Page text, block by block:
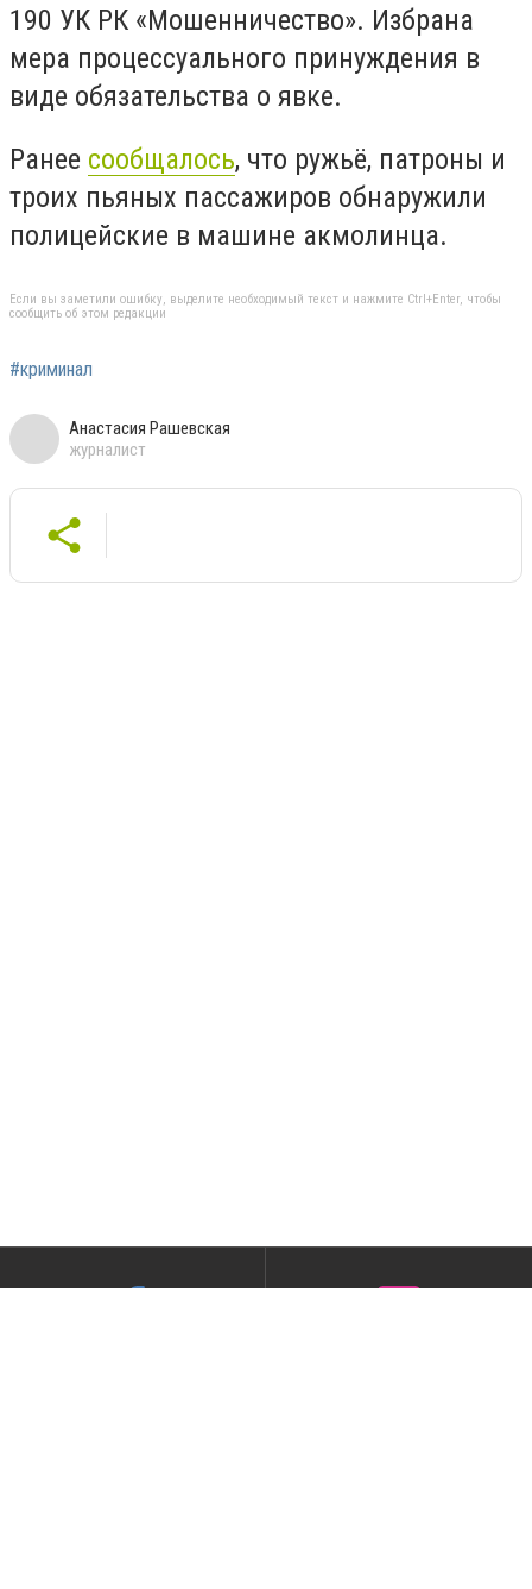
190 УК РК «Мошенничество». Избрана
мера процессуального принуждения в
виде обязательства о явке.
Ранее сообщалось, что ружьё, патроны и
троих пьяных пассажиров обнаружили
полицейские в машине акмолинца.
Если вы заметили ошибку, выделите необходимый текст и нажмите Ctrl+Enter, чтобы
сообщить об этом редакции
#криминал
Анастасия Рашевская
журналист